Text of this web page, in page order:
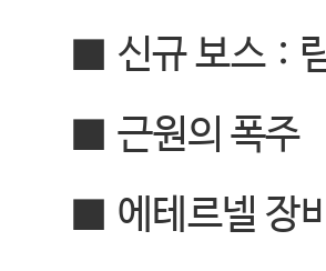
■ 신규 보스 :
■ 근원의 폭주
■ 에테르넬 장비